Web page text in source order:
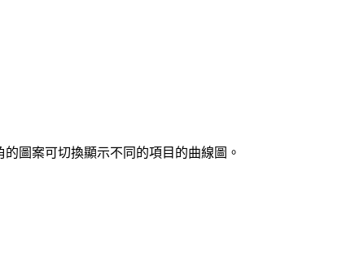
圖案可切換顯示不同的項目的曲線圖。